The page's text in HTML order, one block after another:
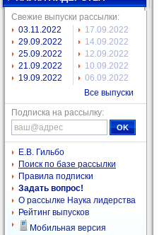
Свежие выпуски рассылки:
03.11.2022
29.09.2022
25.09.2022
21.09.2022
19.09.2022
17.09.2022
14.09.2022
12.09.2022
10.09.2022
06.09.2022
Все выпуски
Подписка на рассылку:
Е.В. Гильбо
Поиск по базе рассылки
Правила подписки
Задать вопрос!
О рассылке Наука лидерства
Рейтинг выпусков
Мобильная версия